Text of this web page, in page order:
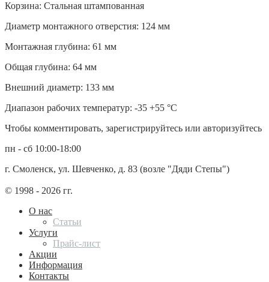
Корзина: Стальная штампованная
Диаметр монтажного отверстия: 124 мм
Монтажная глубина: 61 мм
Общая глубина: 64 мм
Внешний диаметр: 133 мм
Диапазон рабочих температур: -35 +55 °С
Чтобы комментировать, зарегистрируйтесь или авторизуйтесь
пн - сб 10:00-18:00
г. Смоленск, ул. Шевченко, д. 83 (возле "Дяди Степы")
© 1998 - 2026 гг.
О нас
Статьи
Услуги
Прайс-лист
Акции
Информация
Контакты